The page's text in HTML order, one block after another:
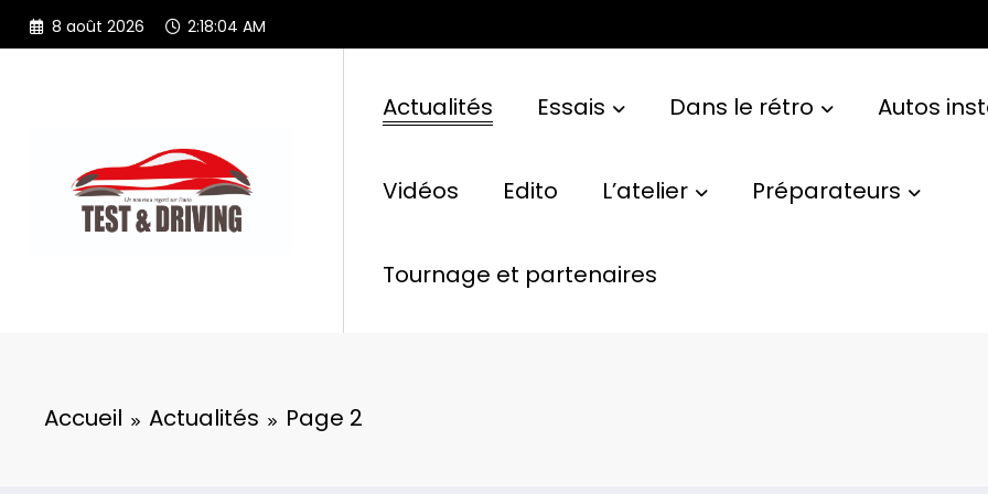
Aller
8 août 2026 2:18:05 AM
Actualités Essais Dans le rétro Autos
Vidéos Edito L’atelier Préparateurs
Tournage et partenaires
Accueil Actualités Page 2